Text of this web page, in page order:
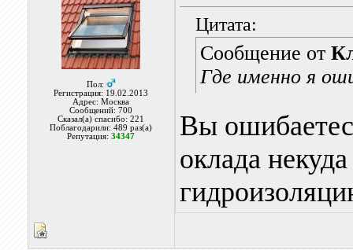
Пол:
Регистрация: 19.02.2013
Адрес: Москва
Сообщений: 700
Сказал(а) спасибо: 221
Поблагодарили: 489 раз(а)
Репутация:34347
Цитата:
Сообщение от
Где именно я
Вы
оклада